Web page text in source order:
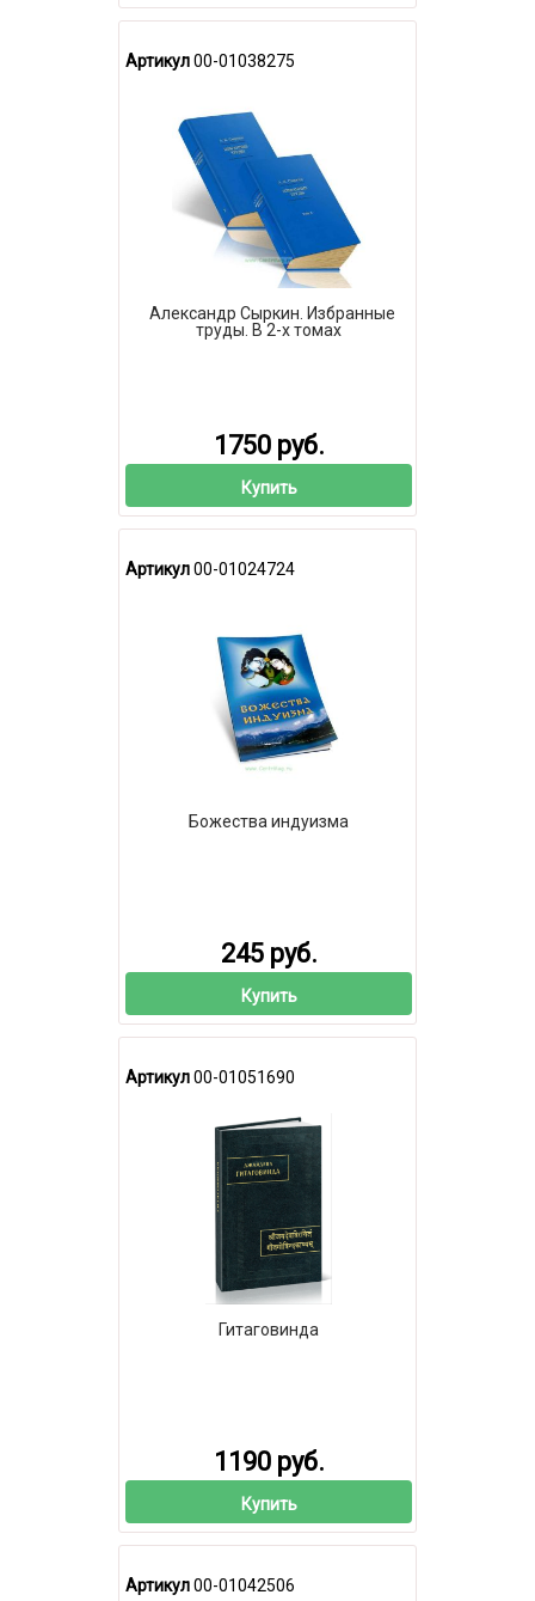
Артикул00-01038275
Александр Сыркин. Избранные
труды. В 2-х томах
1750 руб.
Купить
Артикул00-01024724
Божества индуизма
245 руб.
Купить
Артикул00-01051690
Гитаговинда
1190 руб.
Купить
Артикул00-01042506